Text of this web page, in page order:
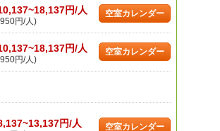
円/人
円/人)
空室カレンダー
円/人
円/人)
空室カレンダー
円/人 空室カレンダー